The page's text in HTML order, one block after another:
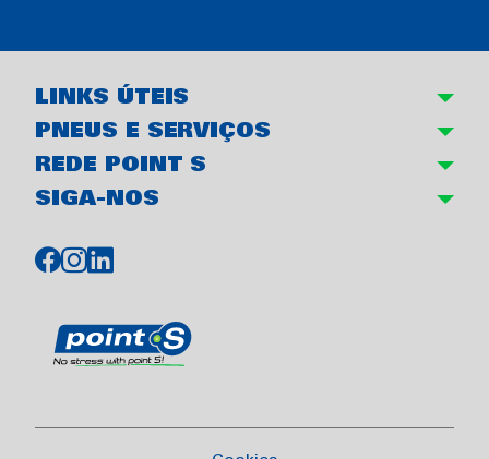
LINKS ÚTEIS
PNEUS E SERVIÇOS
REDE POINT S
SIGA-NOS